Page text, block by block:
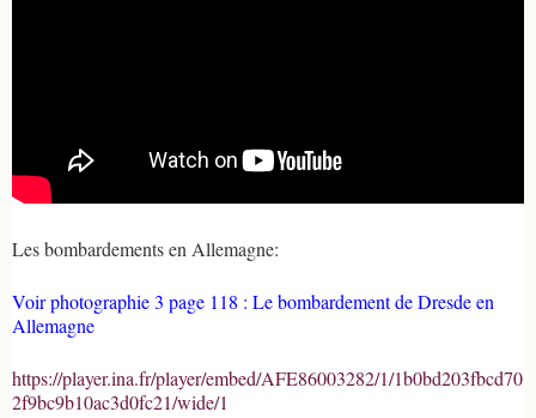
Les bombardements en Allemagne:
Voir photographie 3 page 118 : Le bombardement de Dresde en
Allemagne
https://player.ina.fr/player/embed/AFE86003282/1/1b0bd203fbcd70
2f9bc9b10ac3d0fc21/wide/1